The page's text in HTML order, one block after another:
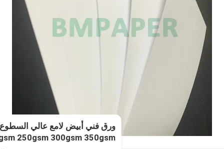
250gsm 300gsm 350gsm